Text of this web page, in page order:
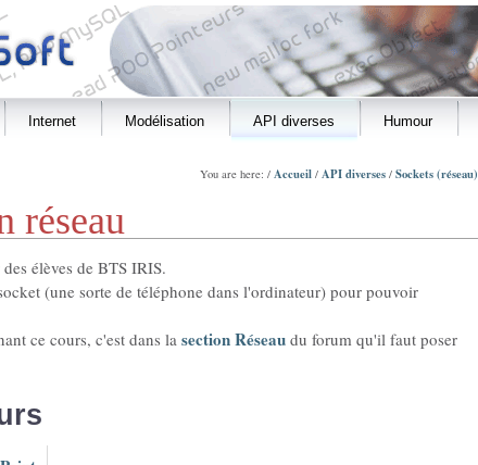
Internet Modélisation API diverses Humour
You are here: / Accueil / API diverses / Sockets (réseau)
réseau
élèves de BTS IRIS.
(une sorte de téléphone dans l'ordinateur) pour pouvoir
ce cours, c'est dans la section Réseau du forum qu'il faut poser